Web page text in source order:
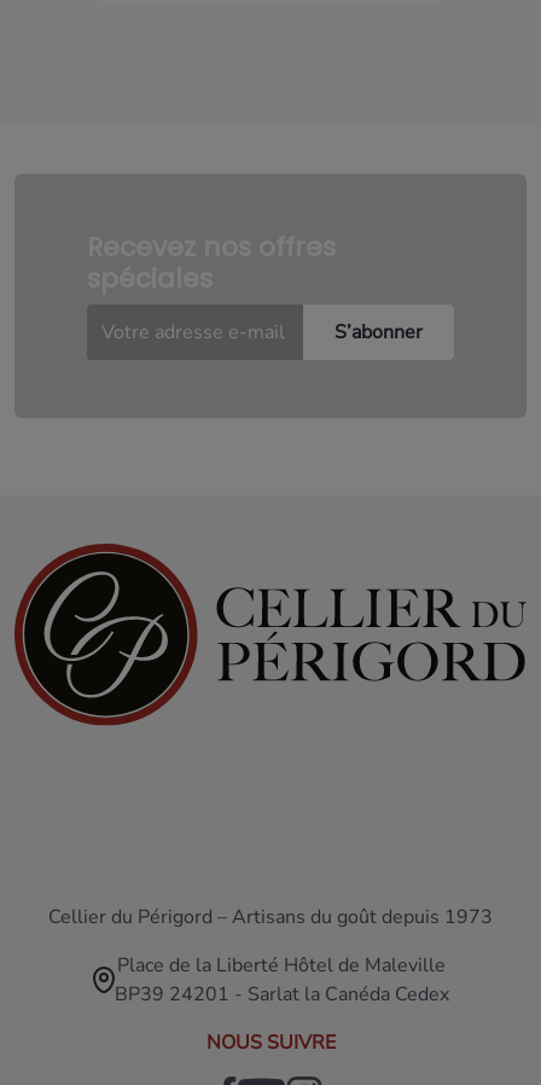
Cellier du Périgord – Artisans du goût depuis 1973
Place de la Liberté Hôtel de Maleville
BP39 24201 - Sarlat la Canéda Cedex
NOUS SUIVRE